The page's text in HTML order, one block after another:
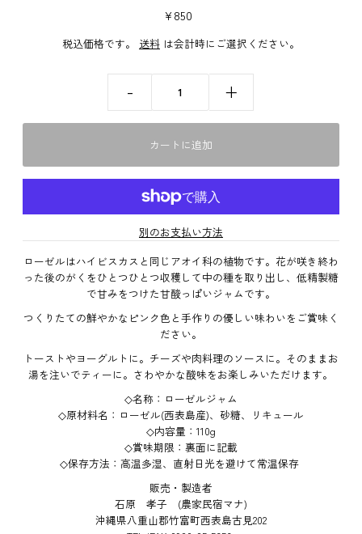
¥850
税込価格です。 送料は会計時にご選択ください。
- +
別のお支払い方法
ローゼルはハイビスカスと同じアオイ科の植物です。花が咲き終わ
った後のがくをひとつひとつ収穫して中の種を取り出し、低精製糖
で甘みをつけた甘酸っぱいジャムです。
つくりたての鮮やかなピンク色と手作りの優しい味わいをご賞味く
ださい。
トーストやヨーグルトに。チーズや肉料理のソースに。そのままお
湯を注いでティーに。さわやかな酸味をお楽しみいただけます。
◇名称：ローゼルジャム
◇原材料名：ローゼル(西表島産)、砂糖、リキュール
◇内容量：110g
◇賞味期限：裏面に記載
◇保存方法：高温多湿、直射日光を避けて常温保存
販売・製造者
石原 孝子 (農家民宿マナ)
沖縄県八重山郡竹富町西表島古見202